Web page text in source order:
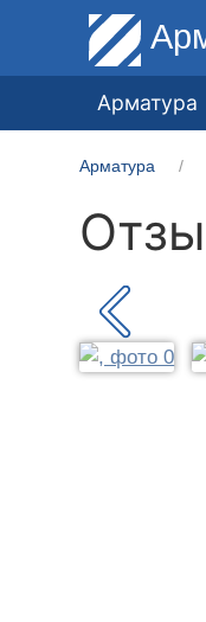
Арматура
Арматура